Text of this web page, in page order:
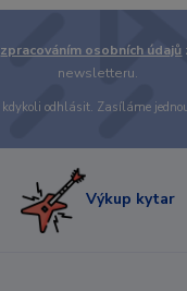
zpracováním osobních údajů
newsletteru.
kdykoli odhlásit. Zasíláme
Výkup kytar